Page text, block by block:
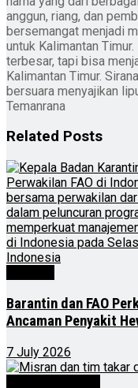
anggun, riang, dan
bersemangat menjadi
untuk Kalimantan
terbesar, tapi bisa
Kalimantan Timur.
bersuara menyajikan
Temanrana
Related Posts
Barantin dan FAO
Ancaman Penyakit
7 July 2026